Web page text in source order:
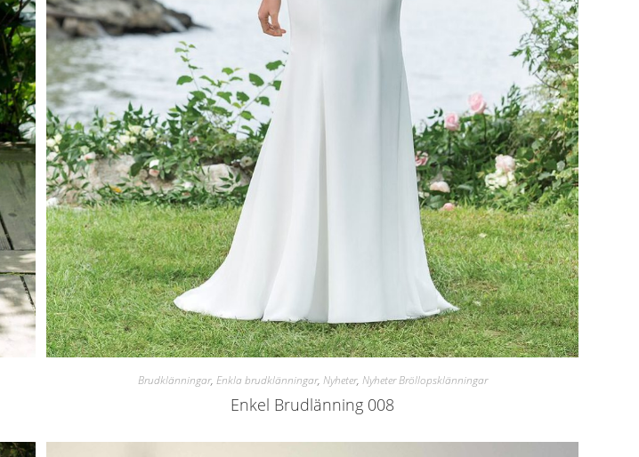
Brudklänningar, Enkla brudklänningar, Nyheter, Nyheter Bröllopsklänningar
Enkel Brudlänning 008